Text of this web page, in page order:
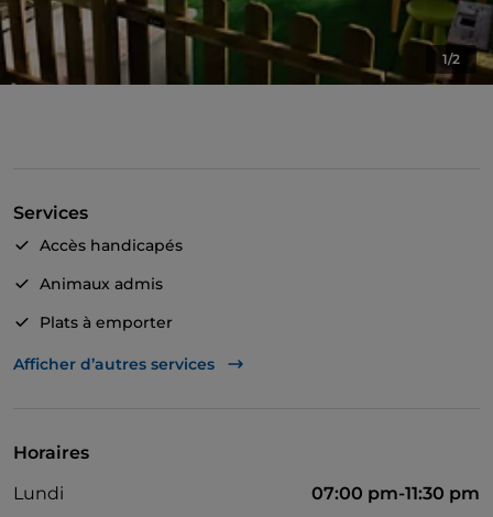
1/2
Services
Accès handicapés
Animaux admis
Plats à emporter
Guichet automatique
Afficher d’autres services
Horaires
Lundi
07:00 pm-11:30 pm